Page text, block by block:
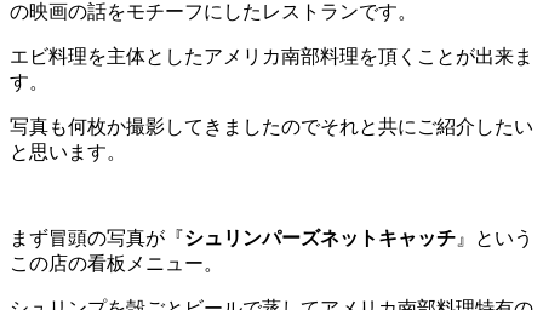
の映画の話をモチーフにしたレストランです。
エビ料理を主体としたアメリカ南部料理を頂くことが出来ま
す。
写真も何枚か撮影してきましたのでそれと共にご紹介したい
と思います。
まず冒頭の写真が『シュリンパーズネットキャッチ』という
この店の看板メニュー。